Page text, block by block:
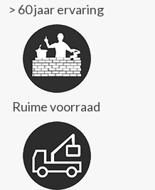
> 60 jaar ervaring
Ruime voorraad